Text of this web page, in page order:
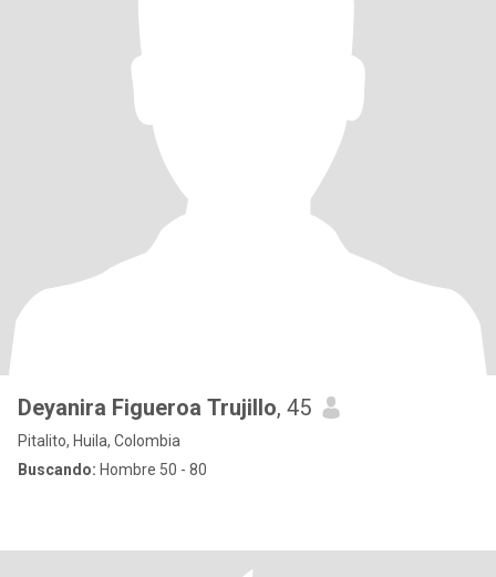
Deyanira Figueroa Trujillo, 45
Pitalito, Huila, Colombia
Buscando: Hombre 50 - 80